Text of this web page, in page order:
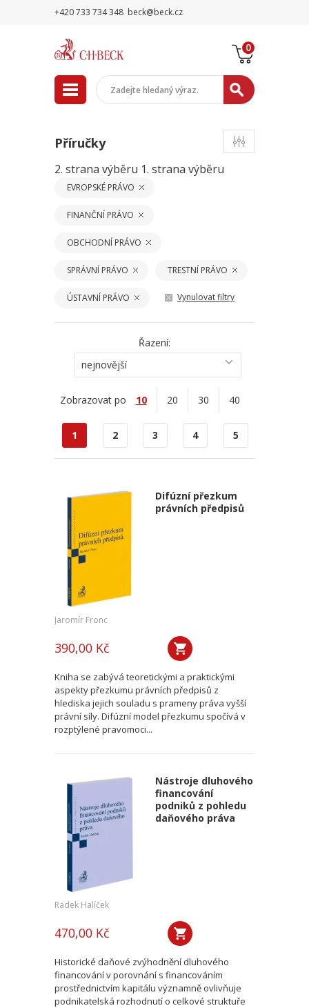
+420 733 734 348 beck@beck.cz
0
Příručky
2. strana výběru 1. strana výběru
EVROPSKÉ PRÁVO
FINANČNÍ PRÁVO
OBCHODNÍ PRÁVO
SPRÁVNÍ PRÁVO TRESTNÍ PRÁVO
ÚSTAVNÍ PRÁVO Vynulovat filtry
Řazení:
nejnovější
Zobrazovat po 10 20 30 40
1 2 3 4 5
Difúzní přezkum
právních předpisů
Jaromír Fronc
390,00 Kč
Kniha se zabývá teoretickými a praktickými
aspekty přezkumu právních předpisů z
hlediska jejich souladu s prameny práva vyšší
právní síly. Difúzní model přezkumu spočívá v
rozptýlené pravomoci...
Nástroje dluhového
financování
podniků z pohledu
daňového práva
Radek Halíček
470,00 Kč
Historické daňové zvýhodnění dluhového
financování v porovnání s financováním
prostřednictvím kapitálu významně ovlivňuje
podnikatelská rozhodnutí o celkové struktuře